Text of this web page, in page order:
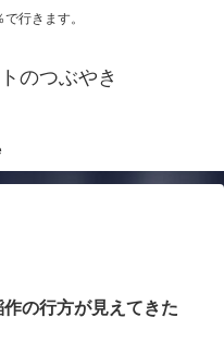
行きます。
のつぶやき
作の行方が見えてきた